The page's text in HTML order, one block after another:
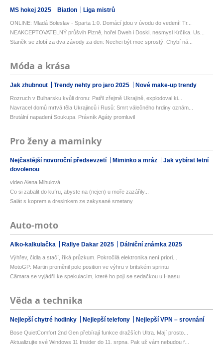
MS hokej 2025 Biatlon Liga mistrů
ONLINE: Mladá Boleslav - Sparta 1:0. Domácí jdou v úvodu do vedení! Tr...
NEAKCEPTOVATELNÝ průšvih Plzně, hořel Dweh i Doski, nesmysl Krčíka. Us...
Staněk se zlobí za dva závody za den: Nechci být moc sprostý. Chybí ná...
Móda a krása
Jak zhubnout Trendy nehty pro jaro 2025 Nové make-up trendy
Rozruch v Bulharsku kvůli dronu: Patřil zřejmě Ukrajině, explodoval ki...
Navracel domů mrtvá těla Ukrajinců i Rusů: Smrt válečného hrdiny oznám...
Brutální napadení Soukupa. Právník Agáty promluvil
Pro ženy a maminky
Nejčastější novoroční předsevzetí Miminko a mráz
Jak vybírat letní
dovolenou
video Alena Mihulová
Co si zabalit do kufru, abyste na (nejen) u moře zazářily...
Salát s koprem a dresinkem ze zakysané smetany
Auto-moto
Alko-kalkulačka Rallye Dakar 2025 Dálniční známka 2025
Výhřev, čidla a stačí, říká průzkum. Pokročilá elektronika není priori...
MotoGP: Martin proměnil pole position ve výhru v britském sprintu
Câmara se vyjádřil ke spekulacím, které ho pojí se sedačkou u Haasu
Věda a technika
Nejlepší chytré hodinky Nejlepší telefony Nejlepší VPN – srovnání
Bose QuietComfort 2nd Gen přebírají funkce dražších Ultra. Mají prosto...
Aktualizujte své Windows 11 Insider do 11. srpna. Pak už vám nebudou f...